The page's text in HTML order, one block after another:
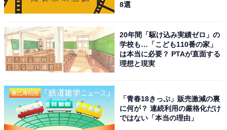
8選
20年間「駆け込み実績ゼロ」の
学校も…「こども110番の家」
は本当に必要？ PTAが直面する
理想と現実
「青春18きっぷ」販売激減の裏
に何が？ 連続利用の厳格化だけ
ではない「本当の理由」